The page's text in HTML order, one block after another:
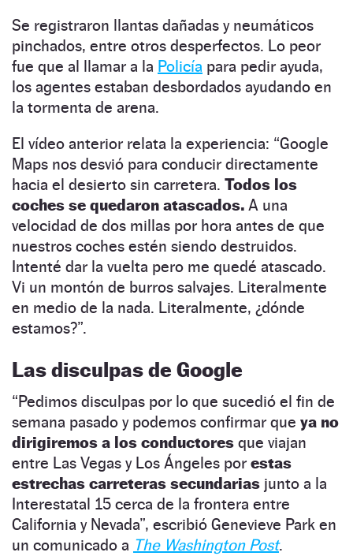
Se registraron llantas dañadas y neumáticos
pinchados, entre otros desperfectos. Lo peor
fue que al llamar a la Policía para pedir ayuda,
los agentes estaban desbordados ayudando en
la tormenta de arena.
El vídeo anterior relata la experiencia: “Google
Maps nos desvió para conducir directamente
hacia el desierto sin carretera. Todos los
coches se quedaron atascados. A una
velocidad de dos millas por hora antes de que
nuestros coches estén siendo destruidos.
Intenté dar la vuelta pero me quedé atascado.
Vi un montón de burros salvajes. Literalmente
en medio de la nada. Literalmente, ¿dónde
estamos?”.
Las disculpas de Google
“Pedimos disculpas por lo que sucedió el fin de
semana pasado y podemos confirmar que ya no
dirigiremos a los conductores que viajan
entre Las Vegas y Los Ángeles por estas
estrechas carreteras secundarias junto a la
Interestatal 15 cerca de la frontera entre
California y Nevada”, escribió Genevieve Park en
un comunicado a The Washington Post.